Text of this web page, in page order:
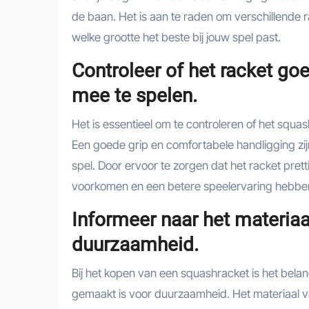
de baan. Het is aan te raden om
welke grootte het beste bij jouw spel past.
Controleer of het racket
mee te spelen.
Het is essentieel om te controleren of het
Een goede grip en comfortabele handligging
spel. Door ervoor te zorgen dat het racket
voorkomen en een betere speelervaring
Informeer naar het
duurzaamheid.
Bij het kopen van een squashracket is het
gemaakt is voor duurzaamheid. Het materiaal